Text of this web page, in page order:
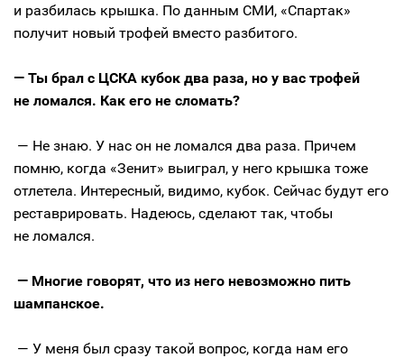
и разбилась крышка. По данным СМИ, «Спартак»
получит новый трофей вместо разбитого.
— Ты брал с ЦСКА кубок два раза, но у вас трофей
не ломался. Как его не сломать?
— Не знаю. У нас он не ломался два раза. Причем
помню, когда «Зенит» выиграл, у него крышка тоже
отлетела. Интересный, видимо, кубок. Сейчас будут его
реставрировать. Надеюсь, сделают так, чтобы
не ломался.
— Многие говорят, что из него невозможно пить
шампанское.
— У меня был сразу такой вопрос, когда нам его